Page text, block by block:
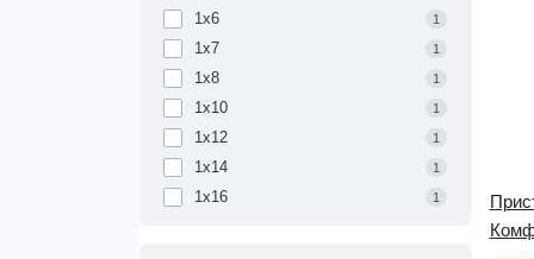
1х6 1
1х7 1
1х8 1
1х10 1
1х12 1
1х14 1
1х16 1